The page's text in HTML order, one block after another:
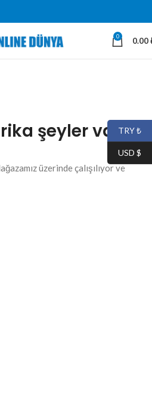
0 0.00
şeyler var
üzerinde çalışılıyor ve
TRY ₺
USD $